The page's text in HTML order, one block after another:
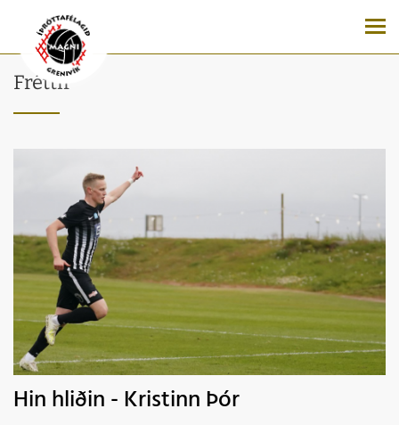
Fréttir
Hin hliðin - Kristinn Þór